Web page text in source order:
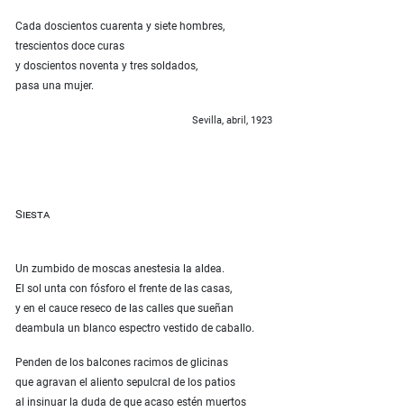
Cada doscientos cuarenta y siete hombres,
trescientos doce curas
y doscientos noventa y tres soldados,
pasa una mujer.
Sevilla, abril, 1923
Siesta
Un zumbido de moscas anestesia la aldea.
El sol unta con fósforo el frente de las casas,
y en el cauce reseco de las calles que sueñan
deambula un blanco espectro vestido de caballo.
Penden de los balcones racimos de glicinas
que agravan el aliento sepulcral de los patios
al insinuar la duda de que acaso estén muertos